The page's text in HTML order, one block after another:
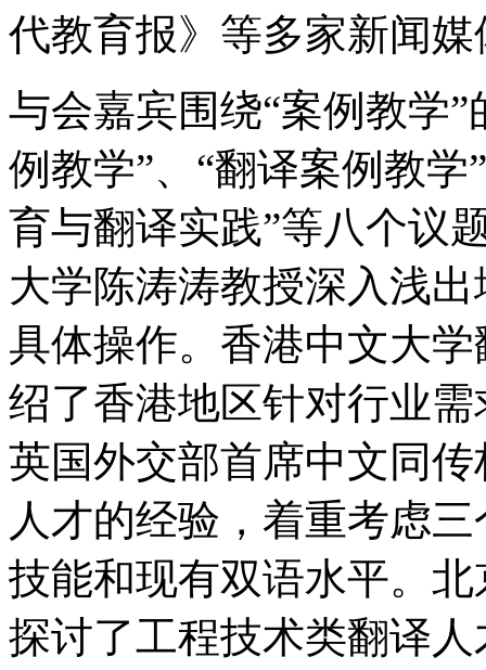
代教育报》等多家新闻
与会嘉宾围绕“案例教学
例教学”、“翻译案例教学
育与翻译实践”等八个议
大学陈涛涛教授深入浅
具体操作。香港中文大
绍了香港地区针对行业
英国外交部首席中文同
人才的经验，着重考虑
技能和现有双语水平。
探讨了工程技术类翻译